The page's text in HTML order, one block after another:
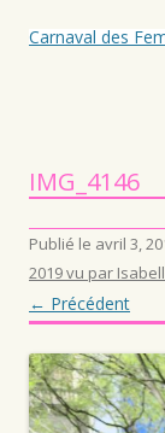
Carnaval des
IMG_4146
Publié le avril 3,
2019 vu par
← Précédent